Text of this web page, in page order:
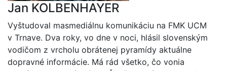
Jan KOLBENHAYER
Vyštudoval masmediálnu komunikáciu na FMK UCM
v Trnave. Dva roky, vo dne v noci, hlásil slovenským
vodičom z vrcholu obrátenej pyramídy aktuálne
dopravné informácie. Má rád všetko, čo vonia